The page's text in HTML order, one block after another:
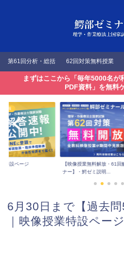
第61回分析・総括 62回対策無料授業
まずはここから「毎年5000名が
PDF資料」を無料
速報
特設ページ
【映像授業無料解放・61回
ナー】・鰐ゼミ説明...
6月30日まで【過去
｜映像授業特設ページ